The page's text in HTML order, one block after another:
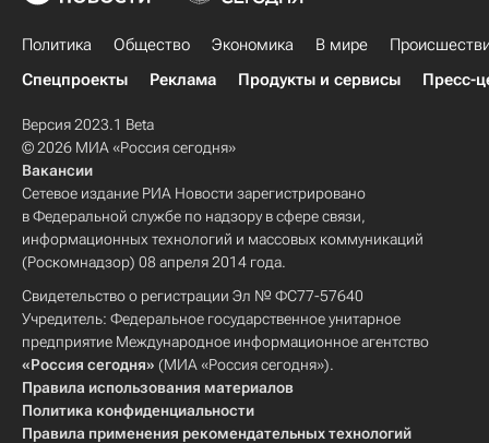
Политика Общество Экономика В мире
Спецпроекты
Реклама Продукты и сервисы Пресс-
Версия 2023.1 Beta
© 2026 МИА «Россия сегодня»
Вакансии
Сетевое издание РИА Новости зарегистрировано
в Федеральной службе по надзору в сфере связи,
информационных технологий и массовых коммуникаций
(Роскомнадзор) 08 апреля 2014 года.
Свидетельство о регистрации Эл № ФС77-57640
Учредитель: Федеральное государственное унитарное
предприятие Международное информационное агентство
«Россия сегодня» (МИА «Россия сегодня»).
Правила использования материалов
Политика конфиденциальности
Правила применения рекомендательных технологий